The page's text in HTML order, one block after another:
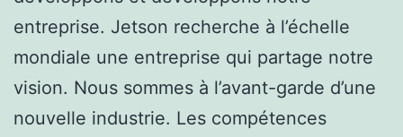
entreprise. Jetson recherche à l’échelle
mondiale une entreprise qui partage notre
vision. Nous sommes à l’avant-garde d’une
nouvelle industrie. Les compétences